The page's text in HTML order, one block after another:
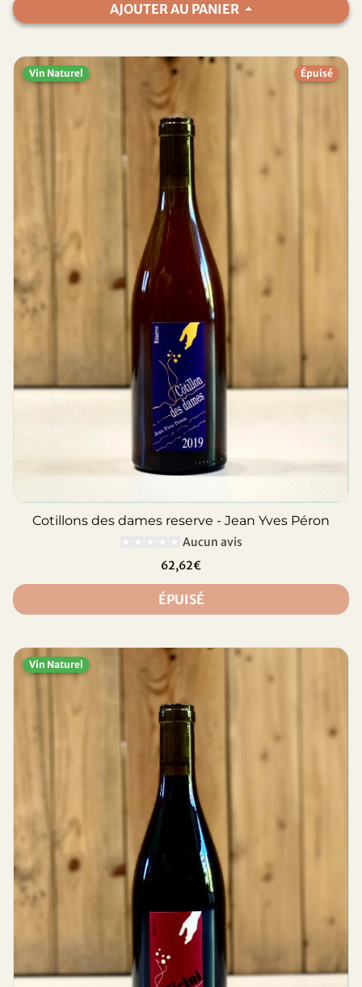
AJOUTER AU PANIER
Vin Naturel Épuisé
Cotillons des dames reserve - Jean Yves Péron
Aucun avis
62,62€
ÉPUISÉ
Vin Naturel